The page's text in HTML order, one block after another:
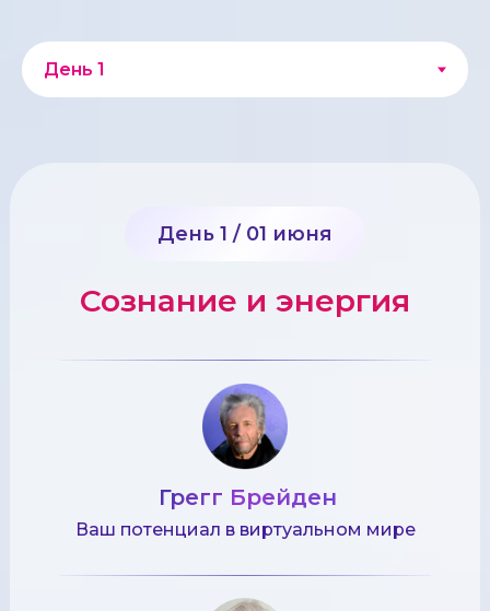
Сознание и энергия
День 1 / 01 июня
Грегг Брейден
Ваш потенциал в виртуальном мире